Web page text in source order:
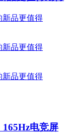
电竞屏